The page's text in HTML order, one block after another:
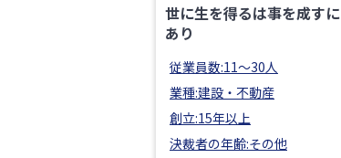
世に生を得るは事を成すに
あり
従業員数:11〜30人
業種:建設・不動産
創立:15年以上
決裁者の年齢:その他